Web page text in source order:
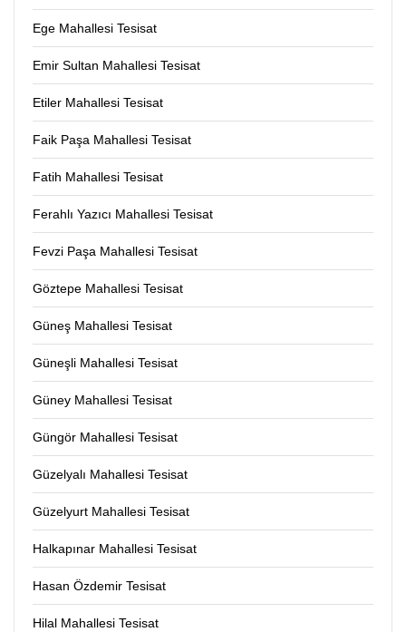
Ege Mahallesi Tesisat
Emir Sultan Mahallesi Tesisat
Etiler Mahallesi Tesisat
Faik Paşa Mahallesi Tesisat
Fatih Mahallesi Tesisat
Ferahlı Yazıcı Mahallesi Tesisat
Fevzi Paşa Mahallesi Tesisat
Göztepe Mahallesi Tesisat
Güneş Mahallesi Tesisat
Güneşli Mahallesi Tesisat
Güney Mahallesi Tesisat
Güngör Mahallesi Tesisat
Güzelyalı Mahallesi Tesisat
Güzelyurt Mahallesi Tesisat
Halkapınar Mahallesi Tesisat
Hasan Özdemir Tesisat
Hilal Mahallesi Tesisat